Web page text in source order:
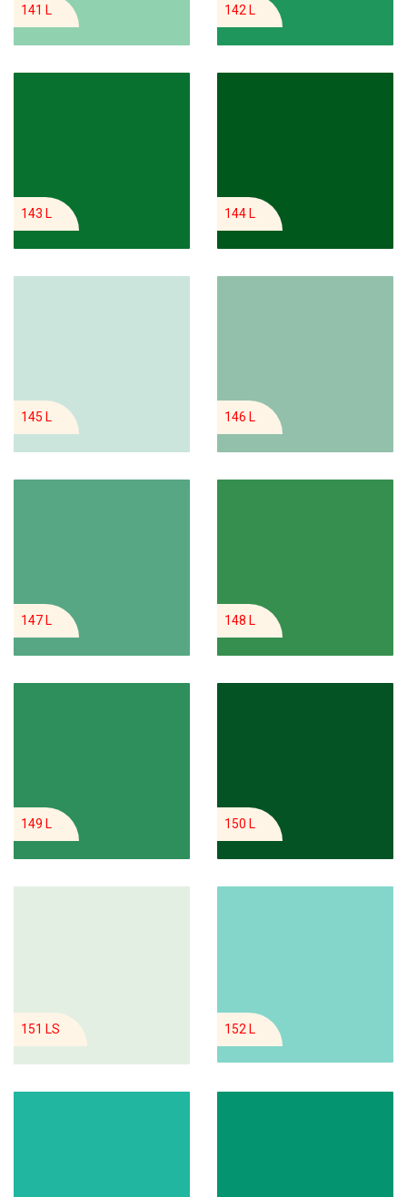
141 L 142 L
143 L 144 L
145 L 146 L
147 L 148 L
149 L 150 L
151 LS 152 L